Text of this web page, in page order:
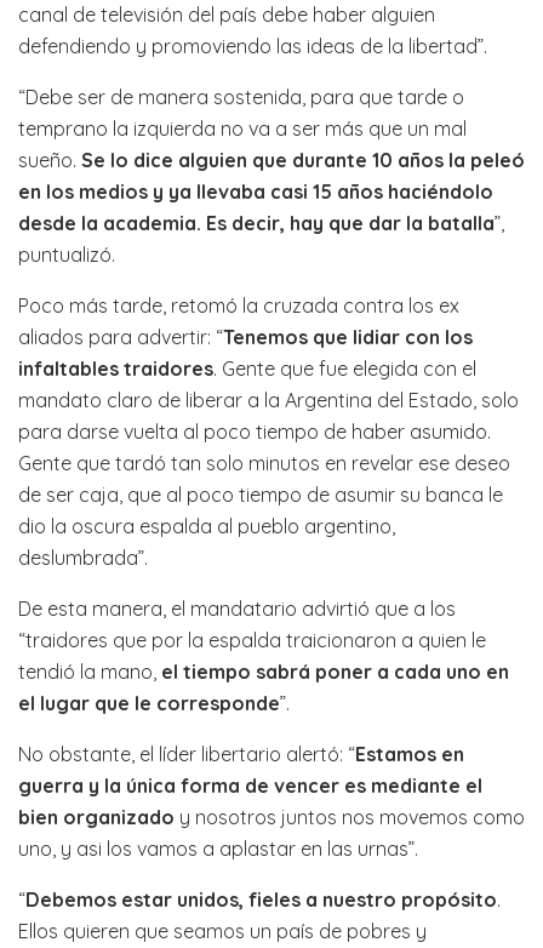
canal de televisión del país debe haber alguien
defendiendo y promoviendo las ideas de la libertad”.
“Debe ser de manera sostenida, para que tarde o
temprano la izquierda no va a ser más que un mal
sueño. Se lo dice alguien que durante 10 años la peleó
en los medios y ya llevaba casi 15 años haciéndolo
desde la academia. Es decir, hay que dar la batalla”,
puntualizó.
Poco más tarde, retomó la cruzada contra los ex
aliados para advertir: “Tenemos que lidiar con los
infaltables traidores. Gente que fue elegida con el
mandato claro de liberar a la Argentina del Estado, solo
para darse vuelta al poco tiempo de haber asumido.
Gente que tardó tan solo minutos en revelar ese deseo
de ser caja, que al poco tiempo de asumir su banca le
dio la oscura espalda al pueblo argentino,
deslumbrada”.
De esta manera, el mandatario advirtió que a los
“traidores que por la espalda traicionaron a quien le
tendió la mano, el tiempo sabrá poner a cada uno en
el lugar que le corresponde”.
No obstante, el líder libertario alertó: “Estamos en
guerra y la única forma de vencer es mediante el
bien organizado y nosotros juntos nos movemos como
uno, y asi los vamos a aplastar en las urnas”.
“Debemos estar unidos, fieles a nuestro propósito.
Ellos quieren que seamos un país de pobres y